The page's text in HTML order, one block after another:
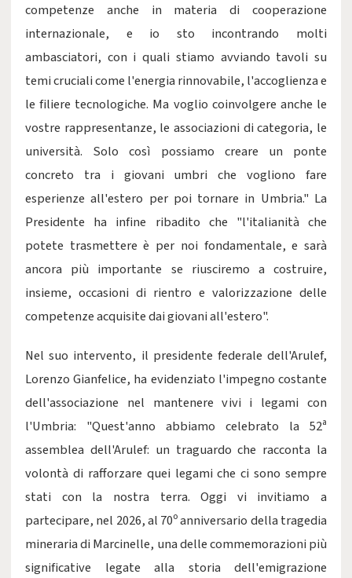
competenze anche in materia di cooperazione
internazionale, e io sto incontrando molti
ambasciatori, con i quali stiamo avviando tavoli su
temi cruciali come l'energia rinnovabile, l'accoglienza e
le filiere tecnologiche. Ma voglio coinvolgere anche le
vostre rappresentanze, le associazioni di categoria, le
università. Solo così possiamo creare un ponte
concreto tra i giovani umbri che vogliono fare
esperienze all'estero per poi tornare in Umbria." La
Presidente ha infine ribadito che "l'italianità che
potete trasmettere è per noi fondamentale, e sarà
ancora più importante se riusciremo a costruire,
insieme, occasioni di rientro e valorizzazione delle
competenze acquisite dai giovani all'estero".
Nel suo intervento, il presidente federale dell'Arulef,
Lorenzo Gianfelice, ha evidenziato l'impegno costante
dell'associazione nel mantenere vivi i legami con
l'Umbria: "Quest'anno abbiamo celebrato la 52ª
assemblea dell'Arulef: un traguardo che racconta la
volontà di rafforzare quei legami che ci sono sempre
stati con la nostra terra. Oggi vi invitiamo a
partecipare, nel 2026, al 70º anniversario della tragedia
mineraria di Marcinelle, una delle commemorazioni più
significative legate alla storia dell'emigrazione